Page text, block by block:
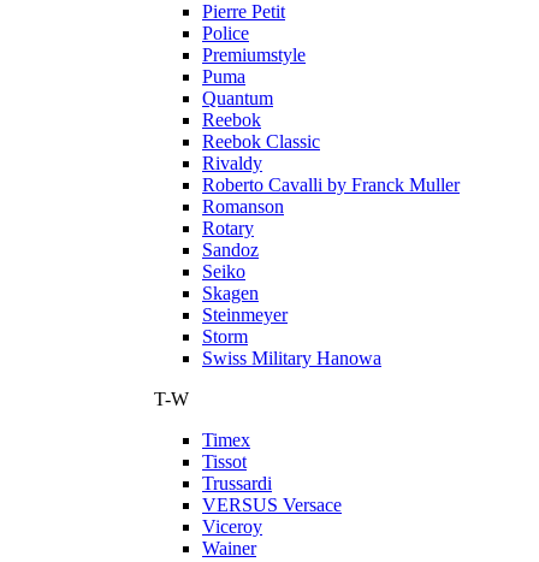
Pierre Petit
Police
Premiumstyle
Puma
Quantum
Reebok
Reebok Classic
Rivaldy
Roberto Cavalli by Franck Muller
Romanson
Rotary
Sandoz
Seiko
Skagen
Steinmeyer
Storm
Swiss Military Hanowa
T-W
Timex
Tissot
Trussardi
VERSUS Versace
Viceroy
Wainer